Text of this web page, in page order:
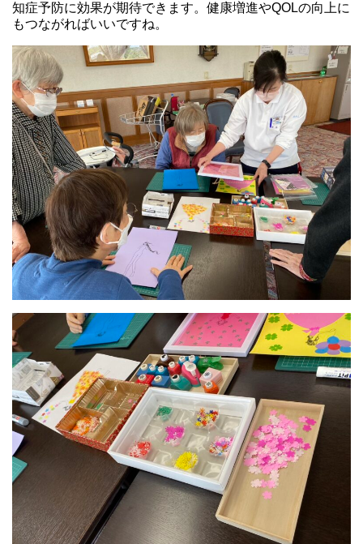
知症予防に効果が期待できます。健康増進やQOLの向上に
もつながればいいですね。